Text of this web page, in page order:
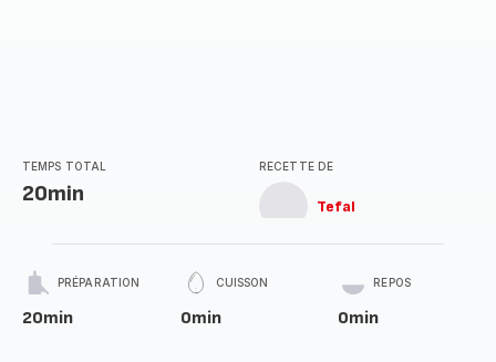
TEMPS TOTAL
20min
RECETTE DE
Tefal
PRÉPARATION
20min
CUISSON
0min
REPOS
0min